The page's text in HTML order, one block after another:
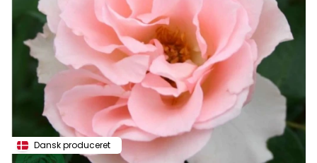
Dansk produceret